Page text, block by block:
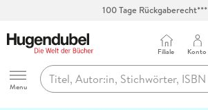
100 Tage Rückgaberecht***
Hugendubel
Menu
Filiale Konto